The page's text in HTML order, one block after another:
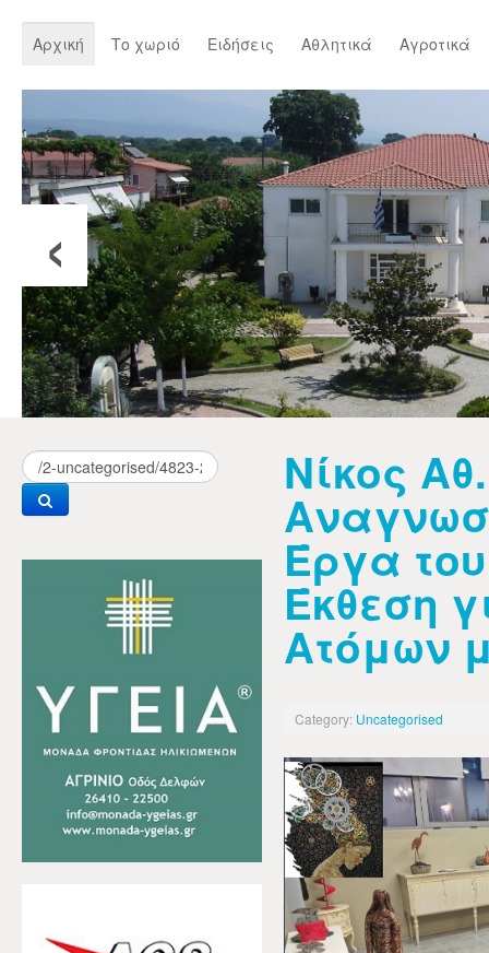
Αρχική Το χωριό Ειδήσεις Αθλητικά Αγροτικά
‹
Νίκος Αθ.
Έργα
Έκθεση
Ατόμων
Category: Uncategorised